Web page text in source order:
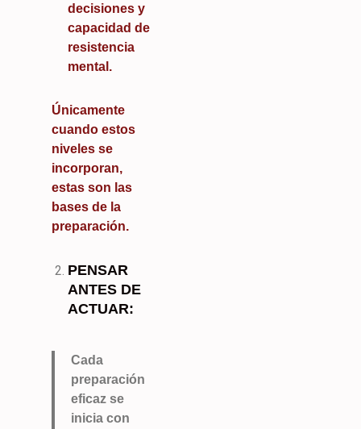
decisiones y
capacidad de
resistencia
mental.
Únicamente
cuando estos
niveles se
incorporan,
estas son las
bases de la
preparación.
PENSAR
ANTES DE
ACTUAR:
Cada
preparación
eficaz se
inicia con